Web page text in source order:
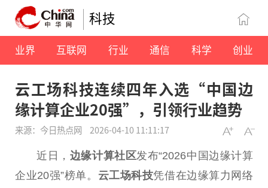
科技
业界 互联网 行业 通信 科学 创业
云工场科技连续四年入选“中国边
缘计算企业20强”，引领行业趋势
来源：今日热点网 2026-04-10 11:11:17
近 日， 边缘计算社区发布“2026中国边缘计算
企业20强”榜单。 云工场科技凭借在边缘算力网络